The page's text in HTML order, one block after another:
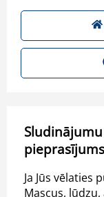
pieprasījums
Ja Jūs vēlaties
Mascus,